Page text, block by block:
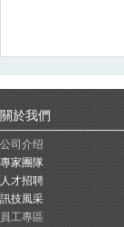
關於我們
公司介绍
專家團隊
人才招聘
訊技風采
員工專區